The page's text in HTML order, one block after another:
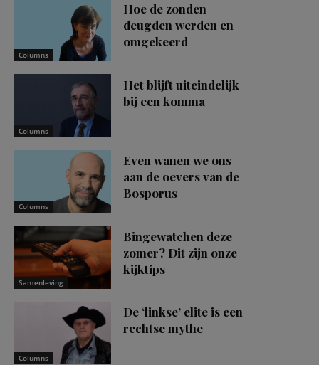
Columns
Hoe de zonden
deugden werden en
omgekeerd
Columns
Het blijft uiteindelijk
bij een komma
Columns
Even wanen we ons
aan de oevers van de
Bosporus
Samenleving
Bingewatchen deze
zomer? Dit zijn onze
kijktips
Columns
De ‘linkse’ elite is een
rechtse mythe